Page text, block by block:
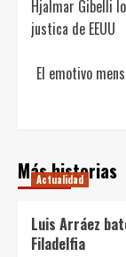
Hjalmar Gibelli
justica de EEUU
El emotivo
Más historias
Actualidad
Luis Arráez
Filadelfia